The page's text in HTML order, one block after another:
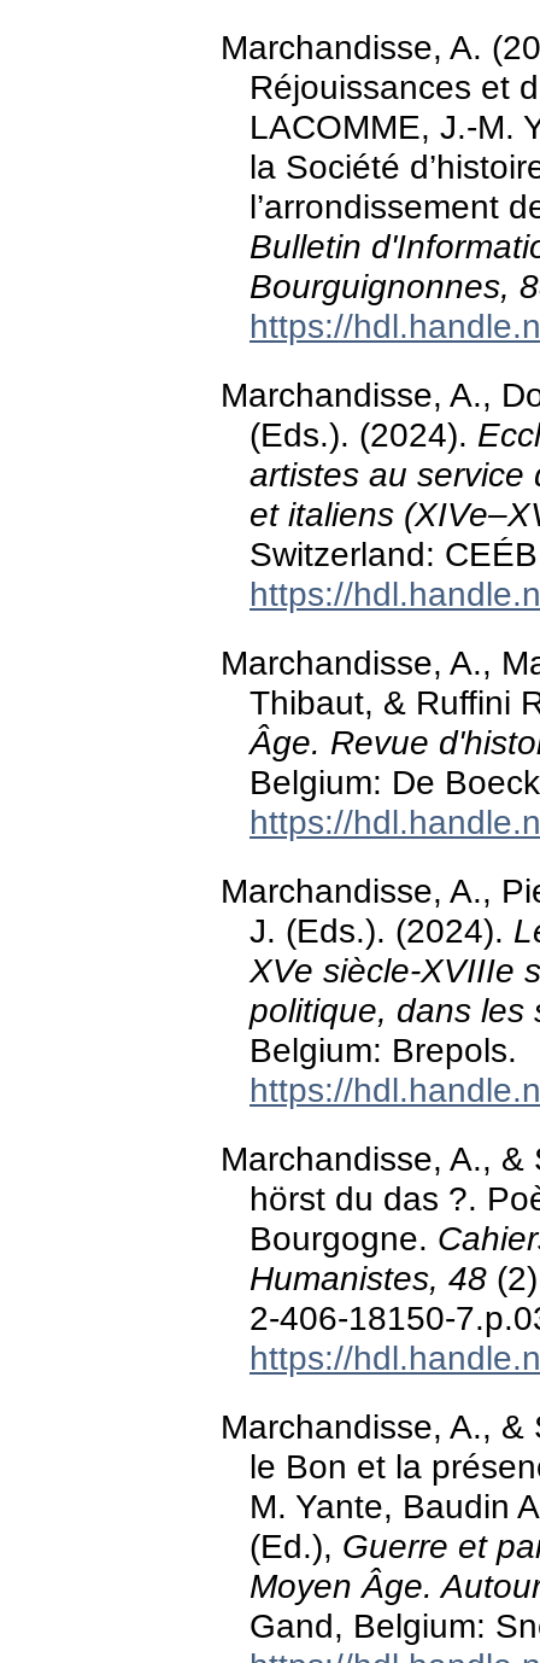
Marchandisse, A.
Réjouissances et
LACOMME, J.-M.
la Société
l’arrondissement
Bulletin
Bourguignonnes,
https://
Marchandisse, A.,
(Eds.). (2024).
artistes au service
et italiens
Switzerland:
https://
Marchandisse, A.,
Thibaut, & Ruffini
Âge. Revue
Belgium: De
https://
Marchandisse, A.,
J. (Eds.). (2024).
XVe siècle-XVIIIe
politique, dans les
Belgium: Brepols.
https://
Marchandisse, A.,
hörst du das ?.
Bourgogne.
Humanistes, 48
2-406-18150-
https://
Marchandisse, A.,
le Bon et la
M. Yante, Baudin
(Ed.), Guerre et
Moyen Âge.
Gand, Belgium: